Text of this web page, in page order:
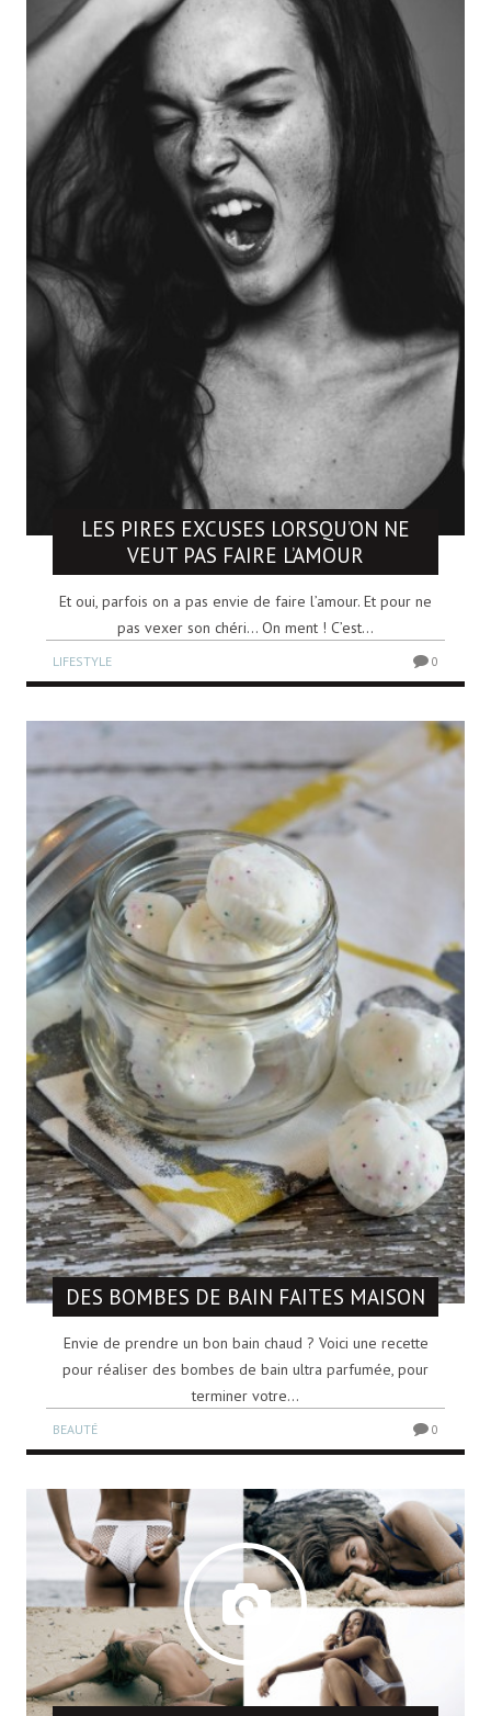
LES PIRES EXCUSES LORSQU’ON NE
VEUT PAS FAIRE L’AMOUR
Et oui, parfois on a pas envie de faire l’amour. Et pour ne
pas vexer son chéri… On ment ! C’est...
LIFESTYLE 0
DES BOMBES DE BAIN FAITES MAISON
Envie de prendre un bon bain chaud ? Voici une recette
pour réaliser des bombes de bain ultra parfumée, pour
terminer votre...
BEAUTÉ 0